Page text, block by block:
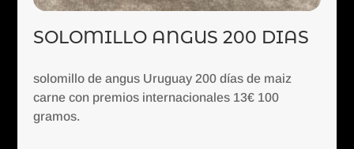
SOLOMILLO ANGUS 200 DIAS
solomillo de angus Uruguay 200 días de maiz
carne con premios internacionales 13€ 100
gramos.